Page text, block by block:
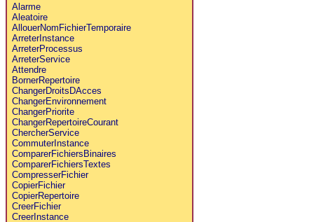
Alarme
Aleatoire
AllouerNomFichierTemporaire
ArreterInstance
ArreterProcessus
ArreterService
Attendre
BornerRepertoire
ChangerDroitsDAcces
ChangerEnvironnement
ChangerPriorite
ChangerRepertoireCourant
ChercherService
CommuterInstance
ComparerFichiersBinaires
ComparerFichiersTextes
CompresserFichier
CopierFichier
CopierRepertoire
CreerFichier
CreerInstance